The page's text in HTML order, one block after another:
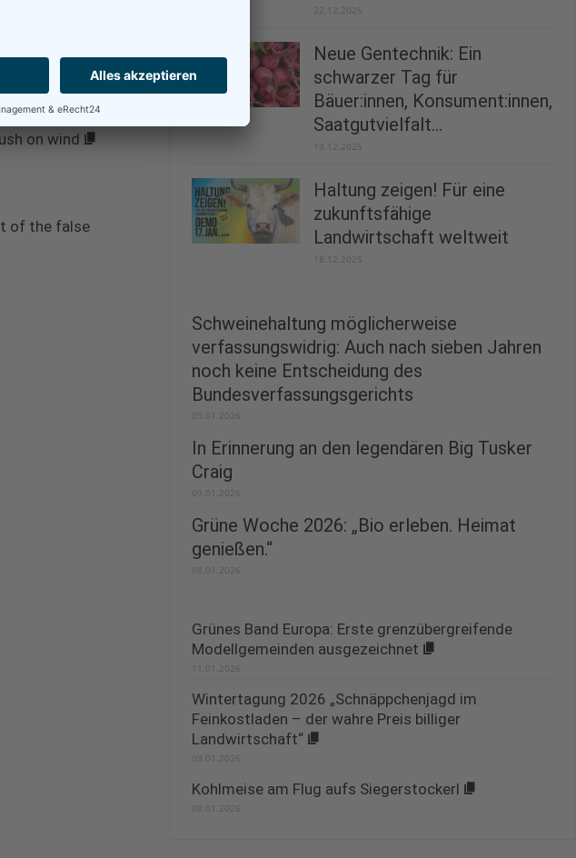
asking
from...
on wind
of the false
22.12.2025
Neue Gentechnik: Ein
schwarzer Tag für
Bäuer:innen, Konsument:innen,
Saatgutvielfalt...
19.12.2025
Haltung zeigen! Für eine
zukunftsfähige
Landwirtschaft weltweit
18.12.2025
Schweinehaltung möglicherweise
verfassungswidrig: Auch nach sieben Jahren
noch keine Entscheidung des
Bundesverfassungsgerichts
09.01.2026
In Erinnerung an den legendären Big Tusker
Craig
09.01.2026
Grüne Woche 2026: „Bio erleben. Heimat
genießen.“
08.01.2026
Grünes Band Europa: Erste grenzübergreifende
Modellgemeinden ausgezeichnet
11.01.2026
Wintertagung 2026 „Schnäppchenjagd im
Feinkostladen – der wahre Preis billiger
Landwirtschaft“
09.01.2026
Kohlmeise am Flug aufs Siegerstockerl
08.01.2026